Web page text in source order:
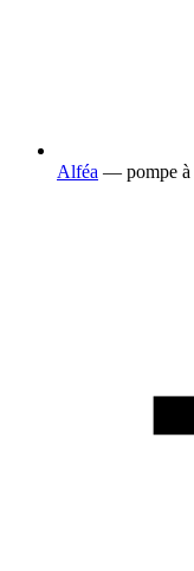
Alféa — pompe à